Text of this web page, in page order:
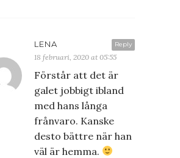
Reply
LENA
18 februari, 2020 at 05:55
Förstår att det är
galet jobbigt ibland
med hans långa
frånvaro. Kanske
desto bättre när han
väl är hemma.